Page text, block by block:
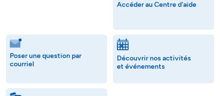
Accéder au Centre d'aide
Poser une question par
courriel
Découvrir nos activités
et événements